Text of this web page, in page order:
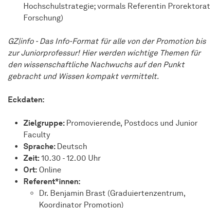
Hochschulstrategie; vormals Referentin Prorektorat
Forschung)
GZ|info - Das Info-Format für alle von der Promotion bis
zur Juniorprofessur! Hier werden wichtige Themen für
den wissenschaftliche Nachwuchs auf den Punkt
gebracht und Wissen kompakt vermittelt.
Eckdaten:
Zielgruppe: Promovierende, Postdocs und Junior
Faculty
Spra­che: Deutsch
Zeit: 10.30 - 12.00 Uhr
Ort: Online
Referent*innen:
Dr. Benjamin Brast (Graduiertenzentrum,
Koordinator Promotion)